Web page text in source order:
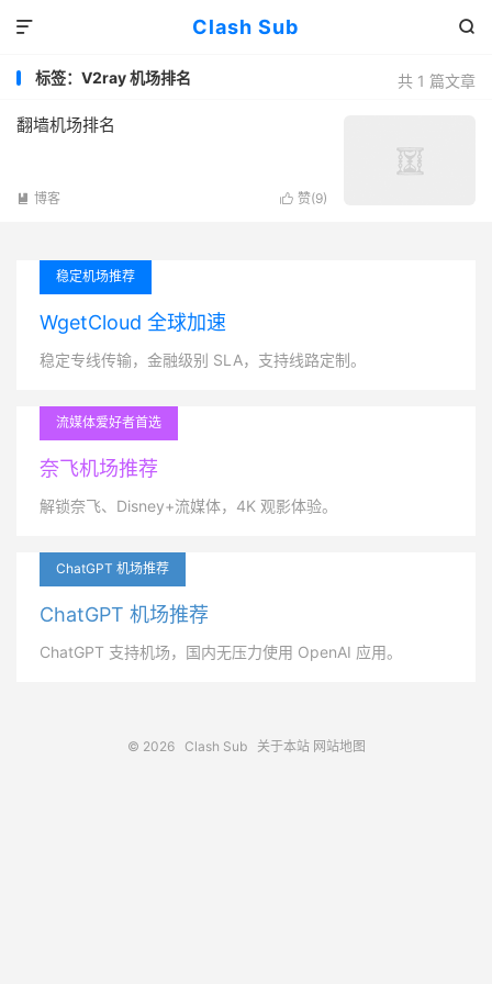
Clash Sub 

共 1 篇文章
标签：V2ray 机场排名
翻墙机场排名
 赞(9)
 博客
稳定机场推荐
WgetCloud 全球加速
稳定专线传输，金融级别 SLA，支持线路定制。
流媒体爱好者首选
奈飞机场推荐
解锁奈飞、Disney+流媒体，4K 观影体验。
ChatGPT 机场推荐
ChatGPT 机场推荐
ChatGPT 支持机场，国内无压力使用 OpenAI 应用。
© 2026 Clash Sub 关于本站 网站地图